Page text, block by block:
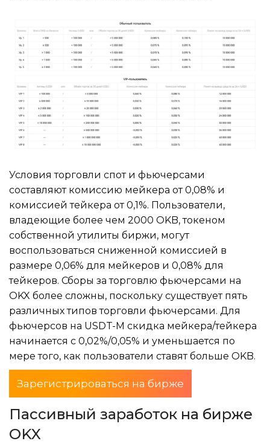
Условия торговли спот и фьючерсами
составляют комиссию мейкера от 0,08% и
комиссией тейкера от 0,1%. Пользователи,
владеющие более чем 2000 OKB, токеном
собственной утилиты биржи, могут
воспользоваться сниженной комиссией в
размере 0,06% для мейкеров и 0,08% для
тейкеров. Сборы за торговлю фьючерсами на
OKX более сложны, поскольку существует пять
различных типов торговли фьючерсами. Для
фьючерсов на USDT-M скидка мейкера/тейкера
начинается с 0,02%/0,05% и уменьшается по
мере того, как пользователи ставят больше OKB.
Зарегистрироваться на бирже
Пассивный заработок на бирже
OKX